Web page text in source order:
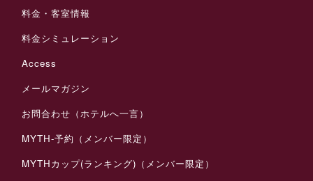
料金・客室情報
料金シミュレーション
Access
メールマガジン
お問合わせ（ホテルへ一言）
MYTH-予約（メンバー限定）
MYTHカップ(ランキング)（メンバー限定）